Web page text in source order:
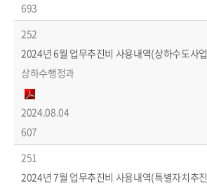
693
252
2024년 6월 업무추진비 사용내역(상하수도사
상하수행정과
2024.08.04
607
251
2024년 7월 업무추진비 사용내역(특별자치추